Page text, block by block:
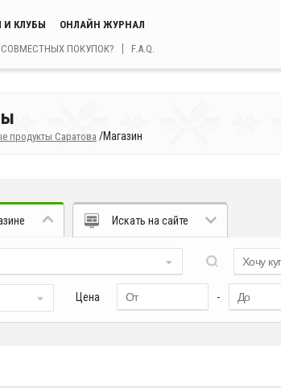
И КЛУБЫ
ОНЛАЙН ЖУРНАЛ
ПОКУПОК? F.A.Q.
продукты Саратова /Магазин
Искать на сайте
Цена -